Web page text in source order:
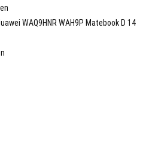
WAQ9HNR WAH9P Matebook D 14